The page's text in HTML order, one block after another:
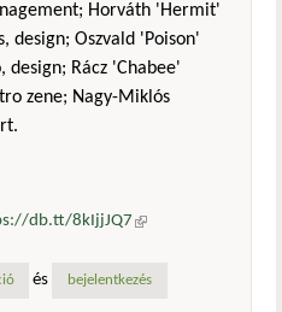
Horváth 'Hermit'
design; Oszvald 'Poison'
design; Rácz 'Chabee'
zene; Nagy-Miklós
db.tt/8kIjjJQ7 (külső
és bejelentkezés